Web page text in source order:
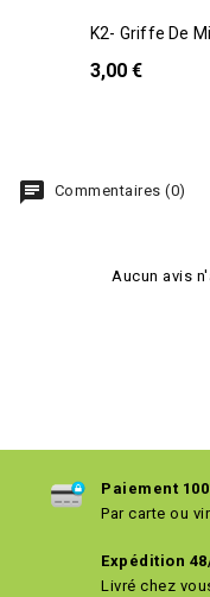
K2- Griffe De
3,00 €
chat Commentaires (0)
Aucun avis
Paiement
Par carte ou
Expédition
Livré chez